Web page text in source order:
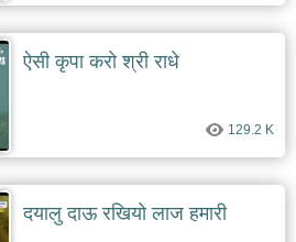
ऐसी कृपा करो श्री राधे
129.2 K
दयालु दाऊ रखियो लाज हमारी